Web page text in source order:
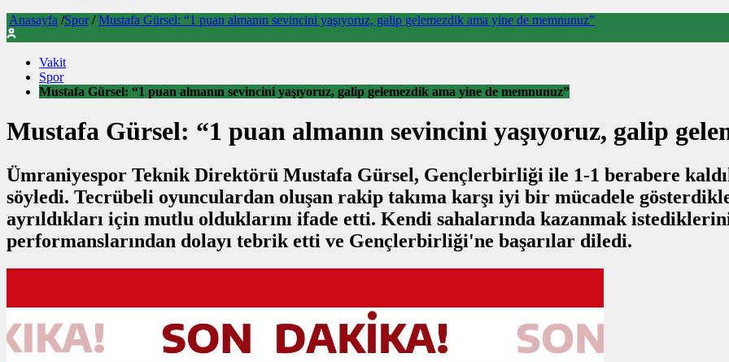
Anasayfa /Spor / Mustafa Gürsel: “1 puan almanın sevincini yaşıyoruz, galip gelemezdik ama yine de memnunuz”
Vakit
Spor
Mustafa Gürsel: “1 puan almanın sevincini yaşıyoruz, galip gelemezdik ama yine de memnunuz”
Mustafa Gürsel: “1 puan almanın sevincini yaşıyoruz, galip
Ümraniyespor Teknik Direktörü Mustafa Gürsel, Gençlerbirliği ile 1-1 berabere
söyledi. Tecrübeli oyunculardan oluşan rakip takıma karşı iyi bir mücadele
ayrıldıkları için mutlu olduklarını ifade etti. Kendi sahalarında kazanmak
performanslarından dolayı tebrik etti ve Gençlerbirliği'ne başarılar diledi.